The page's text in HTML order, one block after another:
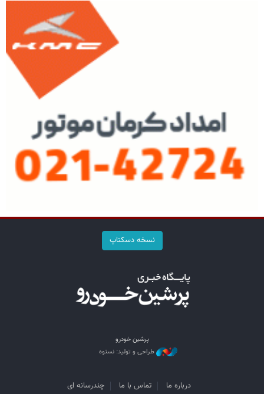
نسخه دسکتاپ
پرشین خودرو
طراحی و تولید: نستوه
درباره ما تماس با ما چندرسانه ای